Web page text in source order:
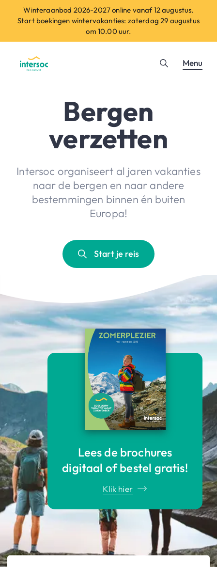
Winteraanbod 2026-2027 online vanaf 12 augustus.
Start boekingen wintervakanties: zaterdag 29 augustus
om 10.00 uur.
Menu
Bergen
verzetten
Intersoc organiseert al jaren vakanties
naar de bergen en naar andere
bestemmingen binnen én buiten
Europa!
Start je reis
Lees de brochures
digitaal of bestel gratis!
Klik hier